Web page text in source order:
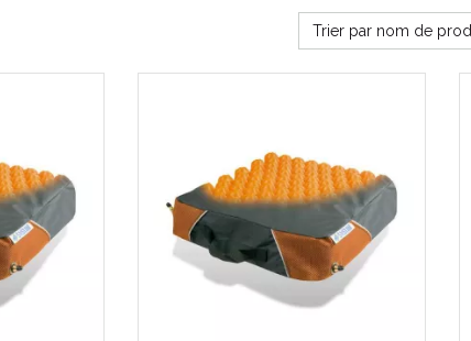
Trier par nom de